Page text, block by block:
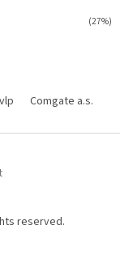
(27%)
Comgate a.s.
reserved.